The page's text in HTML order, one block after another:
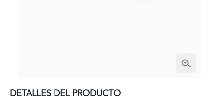
DETALLES DEL PRODUCTO